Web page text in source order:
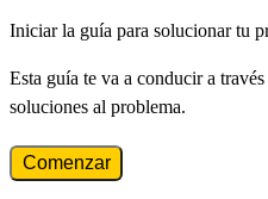
Iniciar la guía para solucionar tu
Esta guía te va a conducir a
soluciones al problema.
Comenzar